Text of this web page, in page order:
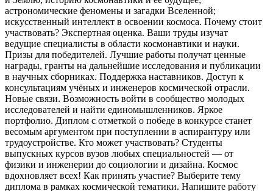
астрономические феномены и загадки Вселенной;
искусственный интеллект в освоении космоса. Почему стоит
участвовать? Экспертная оценка. Ваши труды изучат
ведущие специалисты в области космонавтики и науки.
Призы для победителей. Лучшие работы получат ценные
награды, гранты на дальнейшие исследования и публикации
в научных сборниках. Поддержка наставников. Доступ к
консультациям учёных и инженеров космической отрасли.
Новые связи. Возможность войти в сообщество молодых
исследователей и найти единомышленников. Яркое
портфолио. Диплом с отметкой о победе в конкурсе станет
весомым аргументом при поступлении в аспирантуру или
трудоустройстве. Кто может участвовать? Студенты
выпускных курсов вузов любых специальностей — от
физики и инженерии до социологии и дизайна. Космос
вдохновляет всех! Как принять участие? Выберите тему
диплома в рамках космической тематики. Напишите работу